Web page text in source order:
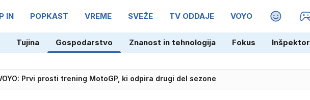
IN POPKAST VREME SVEŽE TV ODDAJE VOYO MAGAZIN
Tujina Gospodarstvo Znanost in tehnologija Fokus Inšpektor
Prvi prosti trening MotoGP, ki odpira drugi del sezone